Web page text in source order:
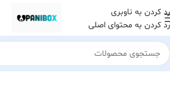
رد کردن به ناوبری
رد کردن به محتوای اصلی
خانه کالای دیجیتال اسپیکر های بلوتوث و سیم دار